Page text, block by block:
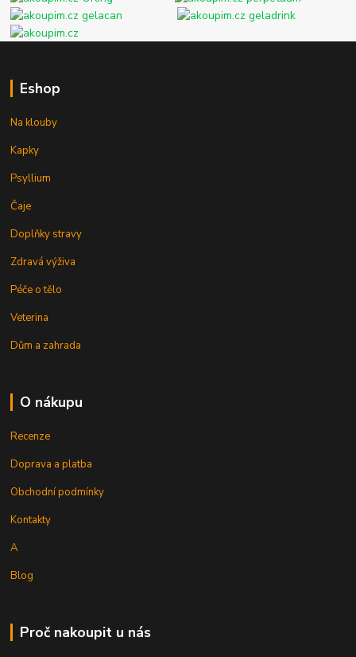
Eshop
Na klouby
Kapky
Psyllium
Čaje
Doplňky stravy
Zdravá výživa
Péče o tělo
Veterina
Dům a zahrada
O nákupu
Recenze
Doprava a platba
Obchodní podmínky
Kontakty
A
Blog
Proč nakoupit u nás